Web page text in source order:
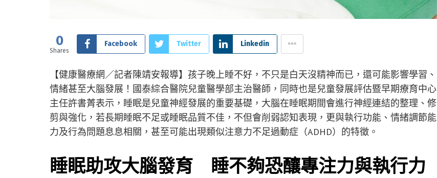
0
Shares
Facebook Twitter Linkedin
【健康醫療網／記者陳靖安報導】孩子晚上睡不好，不只是白天沒精神而已，還可能影響學習、
情緒甚至大腦發展！國泰綜合醫院兒童醫學部主治醫師，同時也是兒童發展評估暨早期療育中心
主任許書菁表示，睡眠是兒童神經發展的重要基礎，大腦在睡眠期間會進行神經連結的整理、修
剪與強化，若長期睡眠不足或睡眠品質不佳，不但會削弱認知表現，更與執行功能、情緒調節能
力及行為問題息息相關，甚至可能出現類似注意力不足過動症（ADHD）的特徵。
睡眠助攻大腦發育 睡不夠恐釀專注力與執行力